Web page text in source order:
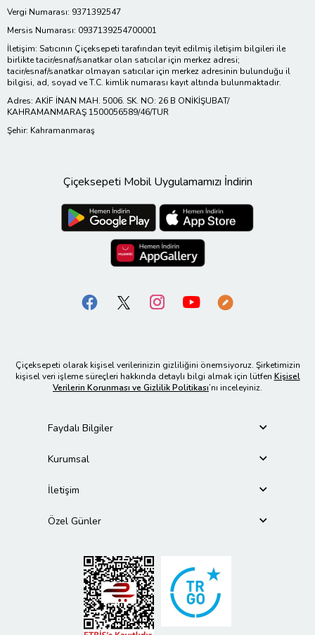
Vergi Numarası: 9371392547
Mersis Numarası: 0937139254700001
İletişim: Satıcının Çiçeksepeti tarafından teyit edilmiş iletişim bilgileri ile
birlikte tacir/esnaf/sanatkar olan satıcılar için merkez adresi;
tacir/esnaf/sanatkar olmayan satıcılar için merkez adresinin bulunduğu il
bilgisi, ad, soyad ve T.C. kimlik numarası kayıt altında bulunmaktadır.
Adres: AKİF İNAN MAH. 5006. SK. NO: 26 B ONİKİŞUBAT/
KAHRAMANMARAŞ 1500056589/46/TUR
Şehir: Kahramanmaraş
Çiçeksepeti Mobil Uygulamamızı İndirin
Çiçeksepeti olarak kişisel verilerinizin gizliliğini önemsiyoruz. Şirketimizin
kişisel veri işleme süreçleri hakkında detaylı bilgi almak için lütfen Kişisel
Verilerin Korunması ve Gizlilik Politikası’nı inceleyiniz.
Faydalı Bilgiler
Kurumsal
İletişim
Özel Günler